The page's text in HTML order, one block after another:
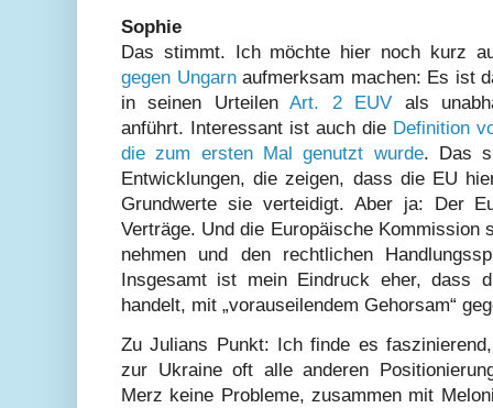
Sophie
Das stimmt. Ich möchte hier noch kurz
gegen Ungarnaufmerksam machen: Es ist
in seinen UrteilenArt. 2 EUV als
anführt. Interessant ist auch die Definition
die zum ersten Mal genutzt wurde. Das
Entwicklungen, die zeigen, dass die EU
Grundwerte sie verteidigt. Aber ja: Der
Verträge. Und die Europäische Kommission
nehmen und den rechtlichen
Insgesamt ist mein Eindruck eher, dass
handelt, mit „vorauseilendem Gehorsam“
Zu Julians Punkt: Ich finde es
zur Ukraine oft alle anderen
Merz keine Probleme, zusammen mit